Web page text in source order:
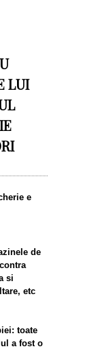
LUI
e
de
si
etc
toate
a fost o